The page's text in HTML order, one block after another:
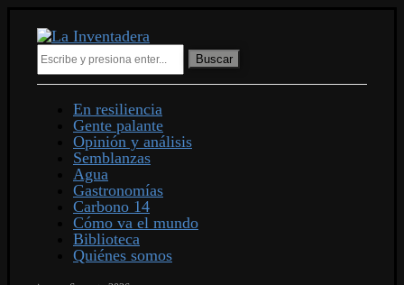
Buscar
En resiliencia
Gente palante
Opinión y análisis
Semblanzas
Agua
Gastronomías
Carbono 14
Cómo va el mundo
Biblioteca
Quiénes somos